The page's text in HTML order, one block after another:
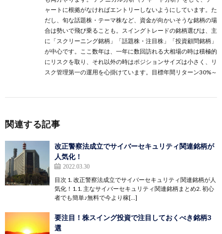
ャートに根拠がなければエントリーしないようにしています。た
だし、旬な話題株・テーマ株など、資金が向かいそうな銘柄の場
合は勢いで飛び乗ることも。スイングトレードの銘柄選びは、主
に 「スクリーニング銘柄」 「話題株・注目株」
「投資顧問銘柄」
が中心です。ここ数年は、一年に数回訪れる大相場の時は積極的
にリスクを取り、それ以外の時はポジションサイズは小さく、リ
スク管理第一の運用を心掛けています。目標年間リターン30%～
関連する記事
改正警察法成立でサイバーセキュリティ関連銘柄が
人気化！
2022.03.30
目次 1. 改正警察法成立でサイバーセキュリティ関連銘柄が人
気化！1.1. 主なサイバーセキュリティ関連銘柄まとめ2. 初心
者でも簡単♪無料で今より稼[…]
要注目！株スイング投資で注目しておくべき銘柄3
選